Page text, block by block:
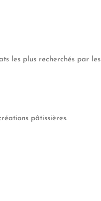
les plus recherchés par les
pâtissières.